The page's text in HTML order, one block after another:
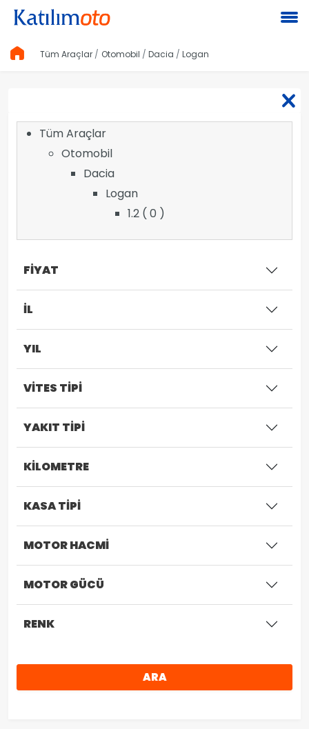
Tüm Araçlar Otomobil Dacia Logan
Tüm Araçlar
Otomobil
Dacia
Logan
1.2 ( 0 )
FİYAT
İL
YIL
VİTES TİPİ
YAKIT TİPİ
KİLOMETRE
KASA TİPİ
MOTOR HACMİ
MOTOR GÜCÜ
RENK
ARA